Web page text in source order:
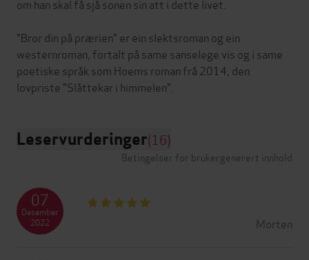
om han skal få sjå sonen sin att i dette livet.
"Bror din på prærien" er ein slektsroman og ein
westernroman, fortalt på same sanselege vis og i same
poetiske språk som Hoems roman frå 2014, den
Leservurderinger(16)
Betingelser for brukergenerert innhold
Morten
07
Desember
2022